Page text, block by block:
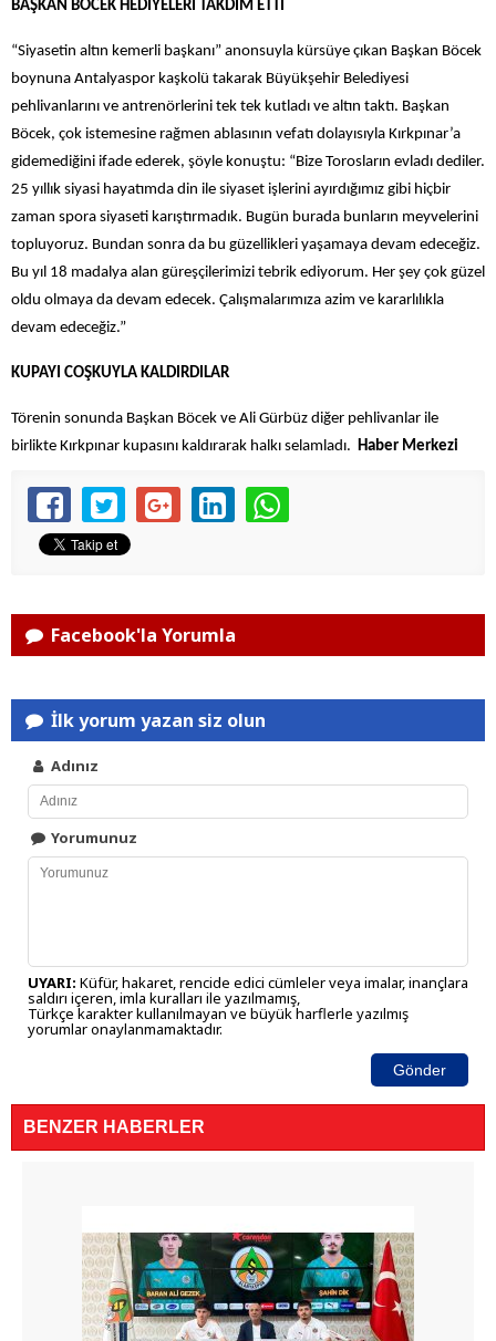
BAŞKAN BÖCEK HEDİYELERİ TAKDİM ETTİ
“Siyasetin altın kemerli başkanı” anonsuyla kürsüye çıkan Başkan Böcek
boynuna Antalyaspor kaşkolü takarak Büyükşehir Belediyesi
pehlivanlarını ve antrenörlerini tek tek kutladı ve altın taktı. Başkan
Böcek, çok istemesine rağmen ablasının vefatı dolayısıyla Kırkpınar’a
gidemediğini ifade ederek, şöyle konuştu: “Bize Torosların evladı dediler.
25 yıllık siyasi hayatımda din ile siyaset işlerini ayırdığımız gibi hiçbir
zaman spora siyaseti karıştırmadık. Bugün burada bunların meyvelerini
topluyoruz. Bundan sonra da bu güzellikleri yaşamaya devam edeceğiz.
Bu yıl 18 madalya alan güreşçilerimizi tebrik ediyorum. Her şey çok güzel
oldu olmaya da devam edecek. Çalışmalarımıza azim ve kararlılıkla
devam edeceğiz.”
KUPAYI COŞKUYLA KALDIRDILAR
Törenin sonunda Başkan Böcek ve Ali Gürbüz diğer pehlivanlar ile
birlikte Kırkpınar kupasını kaldırarak halkı selamladı. Haber Merkezi
Facebook'la Yorumla
İlk yorum yazan siz olun
Adınız
Yorumunuz
UYARI: Küfür, hakaret, rencide edici cümleler veya imalar, inançlara
saldırı içeren, imla kuralları ile yazılmamış,
Türkçe karakter kullanılmayan ve büyük harflerle yazılmış
yorumlar onaylanmamaktadır.
Gönder
BENZER HABERLER